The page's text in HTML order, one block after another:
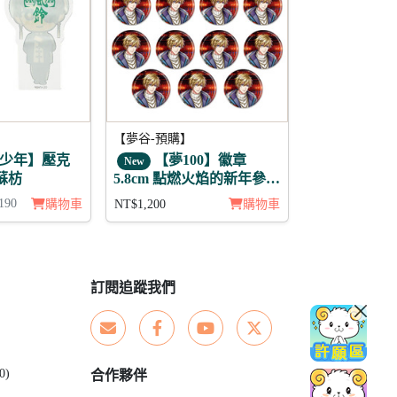
年】壓克
枋
購物車
【夢谷-預購】
New
【夢100】徽章
5.8cm 點燃火焰的新年參拜
齊艾爾 11入
NT$1,200 購物車
訂閱追蹤我們
合作夥伴